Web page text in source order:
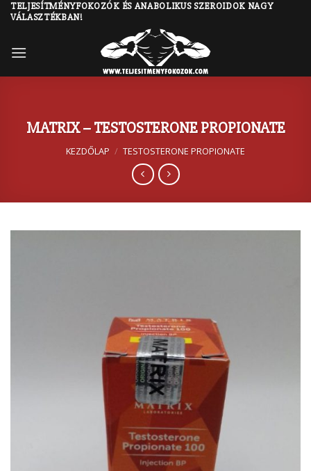
SkipTELJESÍTMÉNYFOKOZÓK ÉS ANABOLIKUS SZEROIDOK NAGY
VÁLASZTÉKBAN!
MATRIX – TESTOSTERONE PROPIONATE
KEZDŐLAP / TESTOSTERONE PROPIONATE